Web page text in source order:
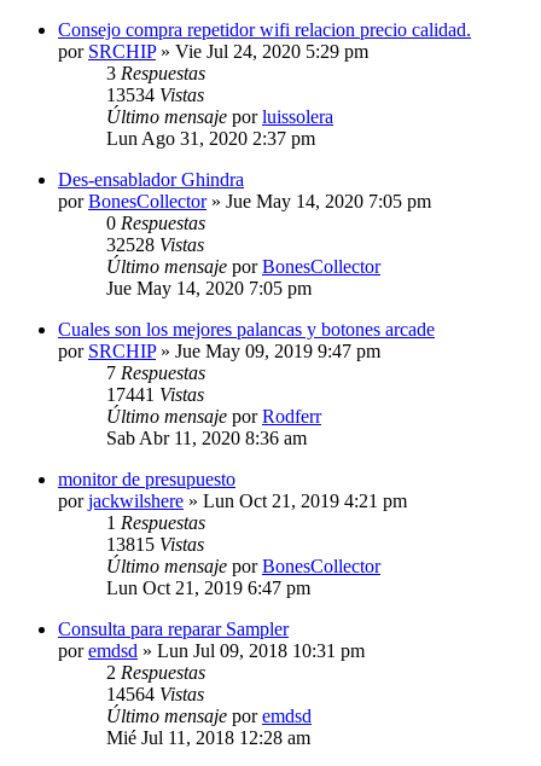
Consejo compra repetidor wifi relacion precio calidad.
por SRCHIP» Vie Jul 24, 2020 5:29 pm
3 Respuestas
13534 Vistas
Último mensaje porluissolera
Lun Ago 31, 2020 2:37 pm
Des-ensablador Ghindra
porBonesCollector» Jue May 14, 2020 7:05 pm
0 Respuestas
32528 Vistas
Último mensaje porBonesCollector
Jue May 14, 2020 7:05 pm
Cuales son los mejores palancas y botones arcade
por SRCHIP» Jue May 09, 2019 9:47 pm
7 Respuestas
17441 Vistas
Último mensaje porRodferr
Sab Abr 11, 2020 8:36 am
monitor de presupuesto
porjackwilshere » Lun Oct 21, 2019 4:21 pm
1 Respuestas
13815 Vistas
Último mensaje porBonesCollector
Lun Oct 21, 2019 6:47 pm
Consulta para reparar Sampler
poremdsd » Lun Jul 09, 2018 10:31 pm
2 Respuestas
14564 Vistas
Último mensaje poremdsd
Mié Jul 11, 2018 12:28 am